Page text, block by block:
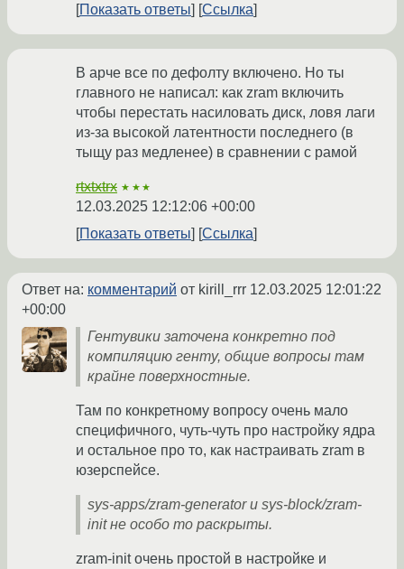
Показать ответы
Ссылка
В арче все по дефолту включено. Но ты
главного не написал: как zram включить
чтобы перестать насиловать диск, ловя лаги
из-за высокой латентности последнего (в
тыщу раз медленее) в сравнении с рамой
rtxtxtrx ★★★
12.03.2025 12:12:06 +00:00
Показать ответы
Ссылка
Ответ на: комментарий от kirill_rrr 12.03.2025 12:01:22
+00:00
Гентувики заточена конкретно под
компиляцию генту, общие вопросы там
крайне поверхностные.
Там по конкретному вопросу очень мало
специфичного, чуть-чуть про настройку ядра
и остальное про то, как настраивать zram в
юзерспейсе.
sys-apps/zram-generator и sys-block/zram-
init не особо то раскрыты.
zram-init очень простой в настройке и